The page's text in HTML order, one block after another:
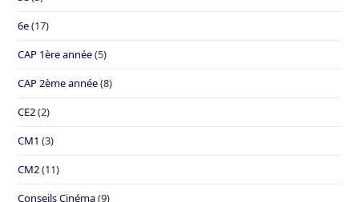
6e(17)
CAP 1ère année(5)
CAP 2ème année(8)
CE2(2)
CM1 (3)
CM2(11)
Conseils Cinéma(9)